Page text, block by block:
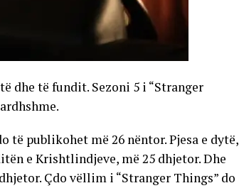
dhe të fundit. Sezoni 5 i “Stranger
të publikohet më 26 nëntor. Pjesa e dytë,
e Krishtlindjeve, më 25 dhjetor. Dhe
Çdo vëllim i “Stranger Things” do